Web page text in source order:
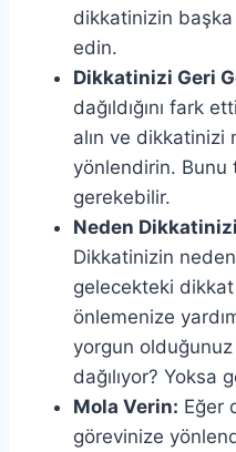
dikkatinizin başka
edin.
Dikkatinizi Geri
dağıldığını fark
alın ve dikkatinizi
yönlendirin. Bunu
gerekebilir.
Neden
Dikkatinizin neden
gelecekteki dikkat
önlemenize
yorgun
dağılıyor? Yoksa
Mola Verin: Eğer
görevinize